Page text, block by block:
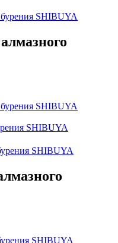
SHIBUYA